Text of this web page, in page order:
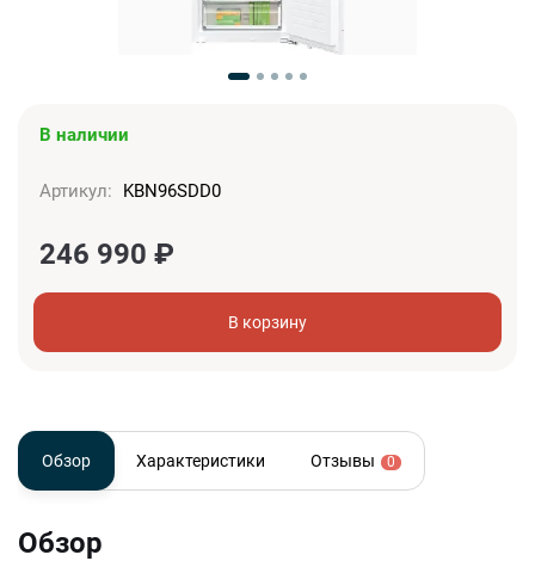
В наличии
Артикул: KBN96SDD0
246 990 ₽
В корзину
Обзор Характеристики Отзывы 0
Обзор